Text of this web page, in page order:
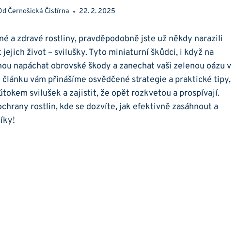
Černošická Čistírna 22. 2. 2025
a zdravé rostliny, pravděpodobně jste už někdy narazili
život – svilušky. Tyto miniaturní škůdci, i když na
napáchat obrovské škody a zanechat vaši zelenou oázu v
vám přinášíme osvědčené strategie a praktické tipy,
svilušek a zajistit, že opět rozkvetou a prospívají.
rostlin, kde se dozvíte, jak efektivně zasáhnout a